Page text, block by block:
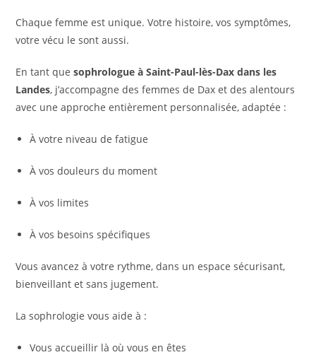
Chaque femme est unique. Votre histoire, vos symptômes,
votre vécu le sont aussi.
En tant quesophrologue à Saint-Paul-lès-Dax dans les
Landes, j’accompagne des femmes de Dax et des alentours
avec une approche entièrement personnalisée, adaptée :
À votre niveau de fatigue
À vos douleurs du moment
À vos limites
À vos besoins spécifiques
Vous avancez à votre rythme, dans un espace sécurisant,
bienveillant et sans jugement.
La sophrologie vous aide à :
Vous accueillir là où vous en êtes